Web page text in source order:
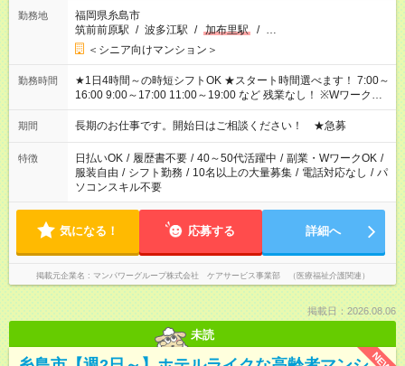
勤務地
福岡県糸島市
筑前前原駅 / 波多江駅 / 加布里駅 / …
＜シニア向けマンション＞
勤務時間
★1日4時間～の時短シフトOK ★スタート時間選べます！ 7:00～
16:00 9:00～17:00 11:00～19:00 など 残業なし！ ※Wワークの
場合、他のお仕事と合わせ週40時間超の就業はご案内できませ
ん ※法令に基づき、週20時間以上勤務は社会保険への加入対象
短時間・短期間の就業はご案内が難しい場合があります
期間 長期のお仕事です。開始日はご相談ください！ ★急募
特徴 日払いOK / 履歴書不要 / 40～50代活躍中 / 副業・WワークOK /
服装自由 / シフト勤務 / 10名以上の大量募集 / 電話対応なし / パ
ソコンスキル不要
気になる！ 応募する 詳細へ
掲載元企業名 マンパワーグループ株式会社 ケアサービス事業部 （医療福祉介護関連）
掲載日：2026.08.06
未読